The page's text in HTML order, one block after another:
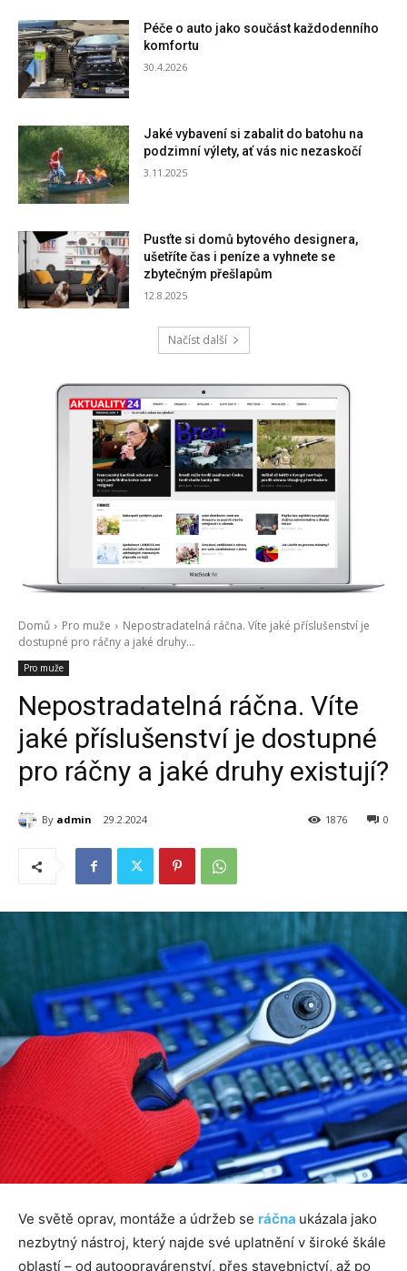
Péče o auto jako součást každodenního
komfortu
30.4.2026
Jaké vybavení si zabalit do batohu na
podzimní výlety, ať vás nic nezaskočí
3.11.2025
Pusťte si domů bytového designera,
ušetříte čas i peníze a vyhnete se
zbytečným přešlapům
12.8.2025
Načíst další